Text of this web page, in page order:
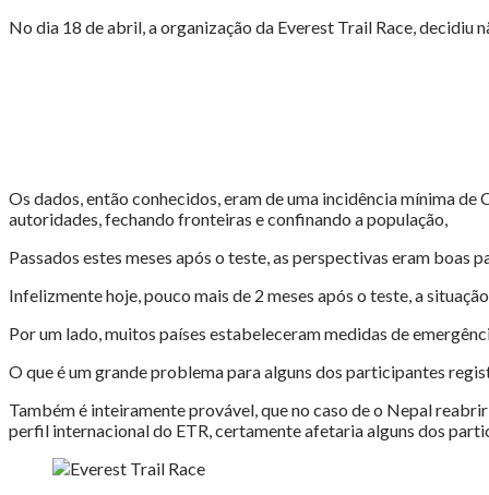
adia
No dia 18 de abril, a organização da Everest Trail Race, decidiu
Os dados, então conhecidos, eram de uma incidência mínima
autoridades, fechando fronteiras e confinando a população,
Passados estes meses após o teste, as perspectivas eram boas
Infelizmente hoje, pouco mais de 2 meses após o teste, a
Por um lado, muitos países estabeleceram medidas de
O que é um grande problema para alguns dos participantes
Também é inteiramente provável, que no caso de o Nepal
perfil internacional do ETR, certamente afetaria alguns dos